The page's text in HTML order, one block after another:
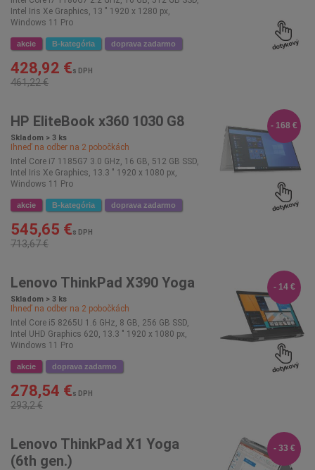
Intel Iris Xe Graphics, 13 " 1920 x 1280 px,
Windows 11 Pro
akcie B-kategória doprava zadarmo
428,92 €s DPH
461,22 €
HP EliteBook x360 1030 G8
Skladom > 3 ks
Ihneď na odber na 2 pobočkách
Intel Core i7 1185G7 3.0 GHz, 16 GB, 512 GB SSD,
Intel Iris Xe Graphics, 13.3 " 1920 x 1080 px,
Windows 11 Pro
akcie B-kategória doprava zadarmo
- 168 €
545,65 €s DPH
713,67 €
Lenovo ThinkPad X390 Yoga
Skladom > 3 ks
Ihneď na odber na 2 pobočkách
Intel Core i5 8265U 1.6 GHz, 8 GB, 256 GB SSD,
Intel UHD Graphics 620, 13.3 " 1920 x 1080 px,
Windows 11 Pro
akcie doprava zadarmo
- 14 €
278,54 €s DPH
293,2 €
Lenovo ThinkPad X1 Yoga
(6th gen.)
- 33 €